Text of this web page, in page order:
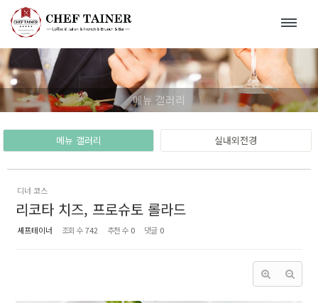
메뉴 갤러리
메뉴 갤러리 실내외전경
디너 코스
리코타 치즈, 프로슈토 롤라드
셰프테이너 조회 수742 추천 수 0 댓글 0